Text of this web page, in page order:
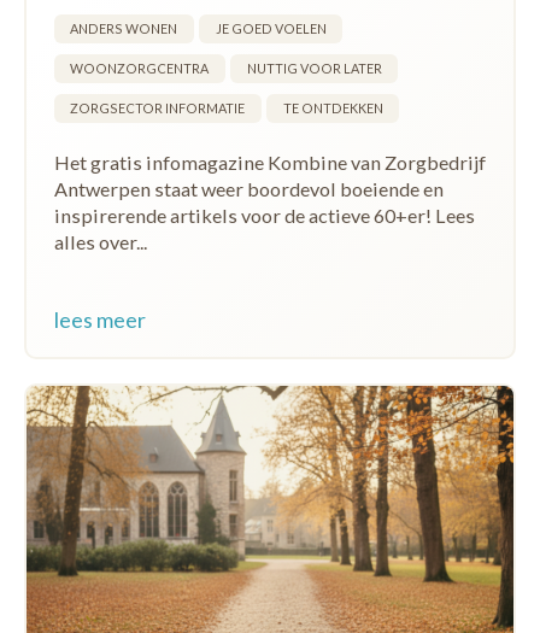
ANDERS WONEN JE GOED VOELEN
WOONZORGCENTRA NUTTIG VOOR LATER
ZORGSECTOR INFORMATIE TE ONTDEKKEN
Het gratis infomagazine Kombine van Zorgbedrijf
Antwerpen staat weer boordevol boeiende en
inspirerende artikels voor de actieve 60+er! Lees
alles over...
lees meer